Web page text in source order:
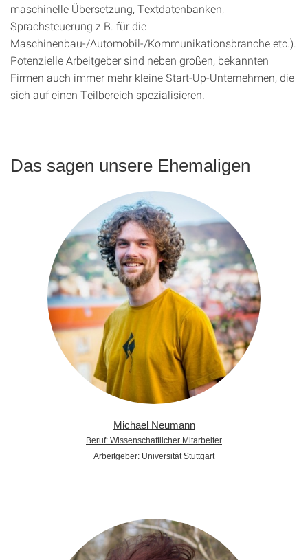
maschinelle Übersetzung, Textdatenbanken,
Sprachsteuerung z.B. für die
Maschinenbau-/Automobil-/Kommunikationsbranche etc.).
Potenzielle Arbeitgeber sind neben großen, bekannten
Firmen auch immer mehr kleine Start-Up-Unternehmen, die
sich auf einen Teilbereich spezialisieren.
Das sagen unsere Ehemaligen
Michael Neumann
Beruf: Wissenschaftlicher Mitarbeiter
Arbeitgeber: Universität Stuttgart